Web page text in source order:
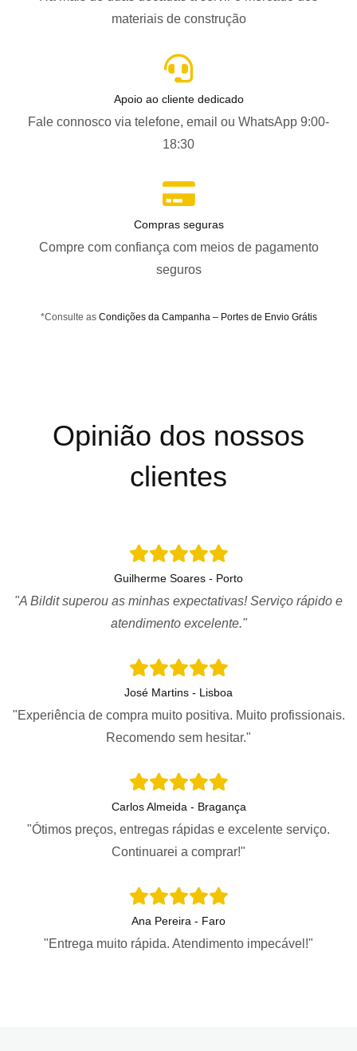
materiais de construção
Apoio ao cliente dedicado
Fale connosco via telefone, email ou WhatsApp 9:00-
18:30
Compras seguras
Compre com confiança com meios de pagamento
seguros
*Consulte as Condições da Campanha – Portes de Envio Grátis
Opinião dos nossos
clientes
Guilherme Soares - Porto
"A Bildit superou as minhas expectativas! Serviço rápido e
atendimento excelente."
José Martins - Lisboa
"Experiência de compra muito positiva. Muito profissionais.
Recomendo sem hesitar."
Carlos Almeida - Bragança
"Ótimos preços, entregas rápidas e excelente serviço.
Continuarei a comprar!"
Ana Pereira - Faro
"Entrega muito rápida. Atendimento impecável!"